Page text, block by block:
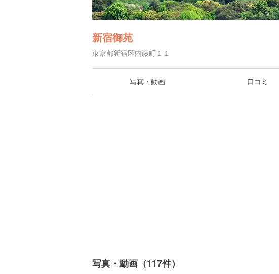
新宿御苑
東京都新宿区内藤町１１
写真・動画 口コミ
写真・動画（117件）